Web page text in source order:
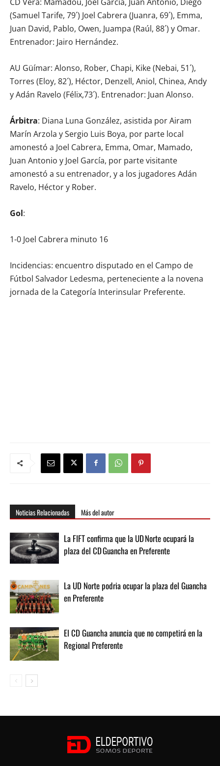
(Samuel Tarife, 79´) Joel Cabrera (Juanra, 69´), Emma,
Juan David, Pablo, Owen, Juampa (Raúl, 88´) y Omar.
Entrenador: Jairo Hernández.
AU Güímar: Alonso, Rober, Chapi, Kike (Nebai, 51´),
Torres (Eloy, 82´), Héctor, Denzell, Aniol, Chinea, Andy
y Adán Ravelo (Félix,73´). Entrenador: Juan Alonso.
Árbitra: Diana Luna González, asistida por Airam
Marín Arzola y Sergio Luis Boya, por parte local
amonestó a Joel Cabrera, Emma, Omar, Mamado,
Juan Antonio y Joel García, por parte visitante
amonestó a su entrenador, y a los jugadores Adán
Ravelo, Héctor y Rober.
Gol:
1-0 Joel Cabrera minuto 16
Incidencias: encuentro disputado en el Campo de
Fútbol Salvador Ledesma, perteneciente a la novena
jornada de la Categoría Interinsular Preferente.
Noticias Relacionadas Más del autor
La FIFT confirma que la UD Norte ocupará la
plaza del CD Guancha en Preferente
La UD Norte podria ocupar la plaza del Guancha
en Preferente
El CD Guancha anuncia que no competirá en la
Regional Preferente